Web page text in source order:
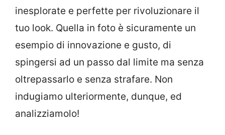
inesplorate e perfette per rivoluzionare il
tuo look. Quella in foto è sicuramente un
esempio di innovazione e gusto, di
spingersi ad un passo dal limite ma senza
oltrepassarlo e senza strafare. Non
indugiamo ulteriormente, dunque, ed
analizziamolo!